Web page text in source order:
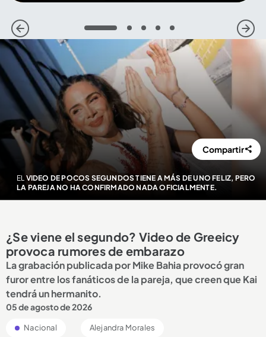
1 2 3 4 5
EL VIDEO DE POCOS SEGUNDOS TIENE A MÁS DE UNO FELIZ, PERO
LA PAREJA NO HA CONFIRMADO NADA OFICIALMENTE.
Compartir
¿Se viene el segundo? Video de Greeicy
provoca rumores de embarazo
La grabación publicada por Mike Bahia provocó gran
furor entre los fanáticos de la pareja, que creen que Kai
tendrá un hermanito.
05 de agosto de 2026
Nacional Alejandra Morales